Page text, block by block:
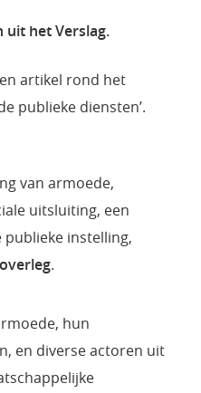
uit het Verslag.
artikel rond het
publieke diensten’.
van armoede,
uitsluiting, een
instelling,
.
hun
en diverse actoren uit